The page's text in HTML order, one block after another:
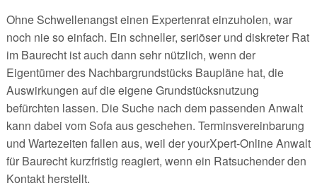
Ohne Schwellenangst einen Expertenrat einzuholen, war
noch nie so einfach. Ein schneller, seriöser und diskreter Rat
im Baurecht ist auch dann sehr nützlich, wenn der
Eigentümer des Nachbargrundstücks Baupläne hat, die
Auswirkungen auf die eigene Grundstücksnutzung
befürchten lassen. Die Suche nach dem passenden Anwalt
kann dabei vom Sofa aus geschehen. Terminsvereinbarung
und Wartezeiten fallen aus, weil der yourXpert-Online Anwalt
für Baurecht kurzfristig reagiert, wenn ein Ratsuchender den
Kontakt herstellt.